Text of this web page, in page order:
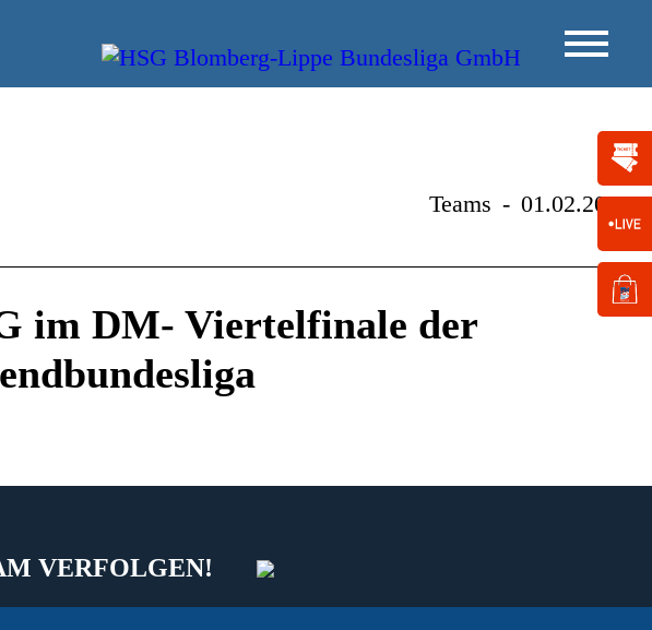
Teams - 01.02.2015
im DM- Viertelfinale der
VERFOLGEN!